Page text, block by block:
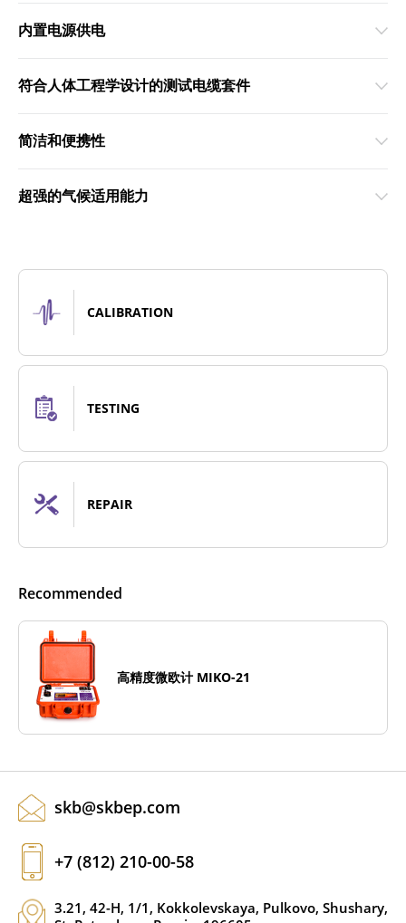
内置电源供电
符合人体工程学设计的测试电缆套件
简洁和便携性
超强的气候适用能力
CALIBRATION
TESTING
REPAIR
Recommended
高精度微欧计 MIKO-21
skb@skbep.com
+7 (812) 210-00-58
3.21, 42-H, 1/1, Kokkolevskaya, Pulkovo, Shushary,